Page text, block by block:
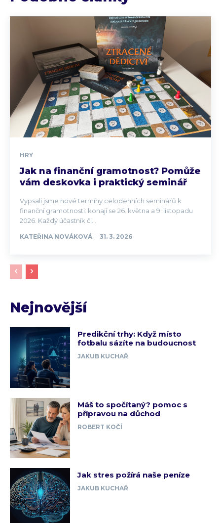
HRY
Jak na finanční gramotnost? Pomůže
vám deskovka i praktický seminář
Vypsali jsme nové termíny celodenních seminářů k
finanční gramotnosti: konají se 26. května a 9. listopadu
2026. Každý účastník či...
KATEŘINA NOVÁKOVÁ - 31. 3. 2026
Nejnovější
Predikční trhy: Když místo
fotbalu sázíte na budoucnost
JAKUB KUCHAŘ
Máš to spočítaný? pomoc s
přípravou na důchod
ROBERT KOČÍ
Jak stres požírá naše peníze
JAKUB KUCHAŘ